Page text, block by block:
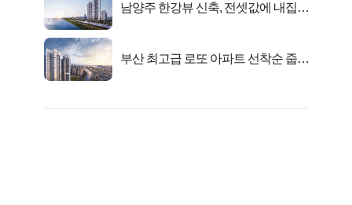
남양주 한강뷰 신축, 전셋값에 내집마
부산 최고급 로또 아파트 선착순 줍줍